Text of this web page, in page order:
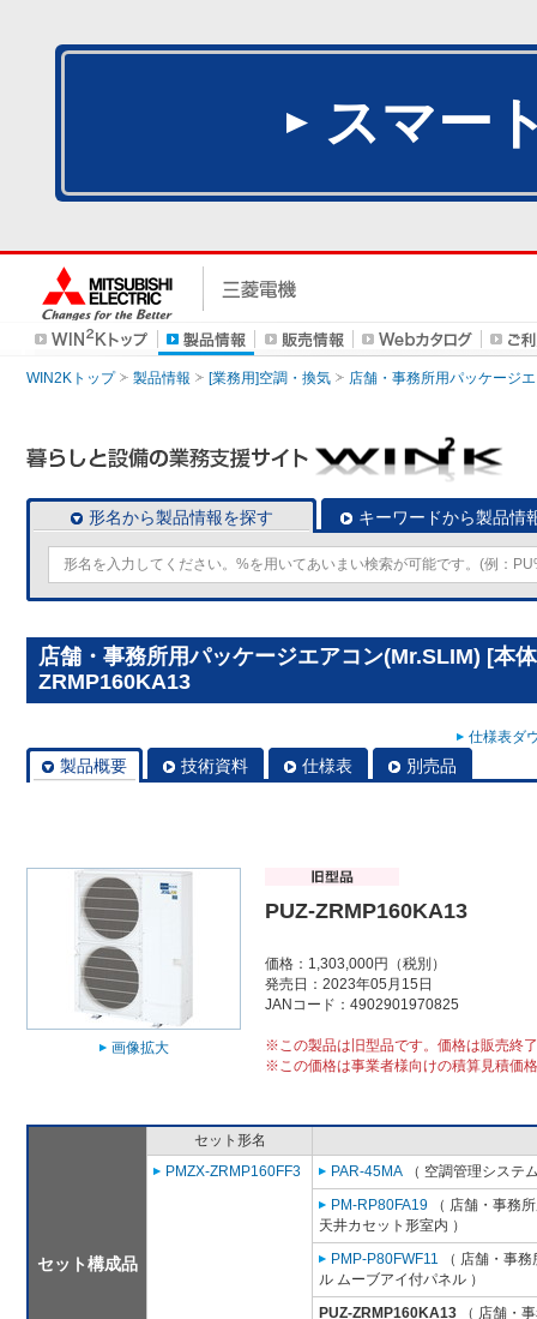
スマー
WIN2Kトップ 製品情報 [業務用]空調・換気 店舗・事務所用パッケージ
形名から製品情報を探す キーワードから製品情
店舗・事務所用パッケージエアコン(Mr.SLIM) [本
ZRMP160KA13
仕様表ダ
製品概要 技術資料 仕様表 別売品
画像拡大
PUZ-ZRMP160KA13
価格：1,303,000円（税別）
発売日：2023年05月15日
JANコード：4902901970825
※この製品は旧型品です。価格は販売終
※この価格は事業者様向けの積算見積価
セット構成品
セット形名
PMZX-ZRMP160FF3
PAR-45MA （ 空調管理システ
PM-RP80FA19 （ 店舗・事務
天井カセット形室内 ）
PMP-P80FWF11 （ 店舗・事
ル ムーブアイ付パネル ）
PUZ-ZRMP160KA13 （ 店舗・